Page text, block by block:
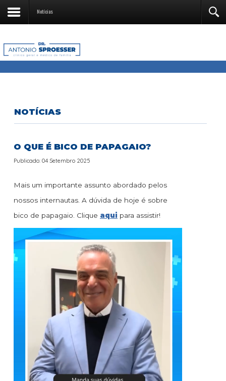
Notícias
NOTÍCIAS
O QUE É BICO DE PAPAGAIO?
Publicado: 04 Setembro 2025
Mais um importante assunto abordado pelos
nossos internautas. A dúvida de hoje é sobre
bico de papagaio. Clique aqui para assistir!